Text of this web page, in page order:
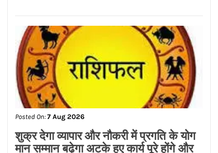
Posted On:7 Aug 2026
स्कूल में अंधाधुंध फायरिंग, एक टीचर समेत 7
की मौत और 20 छात्र घायल